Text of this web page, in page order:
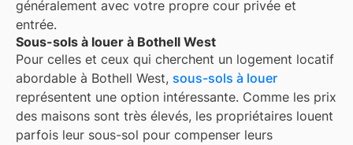
généralement avec votre propre cour privée et
entrée.
Sous-sols à louer à Bothell West
Pour celles et ceux qui cherchent un logement locatif
abordable à Bothell West, sous-sols à louer
représentent une option intéressante. Comme les prix
des maisons sont très élevés, les propriétaires louent
parfois leur sous-sol pour compenser leurs